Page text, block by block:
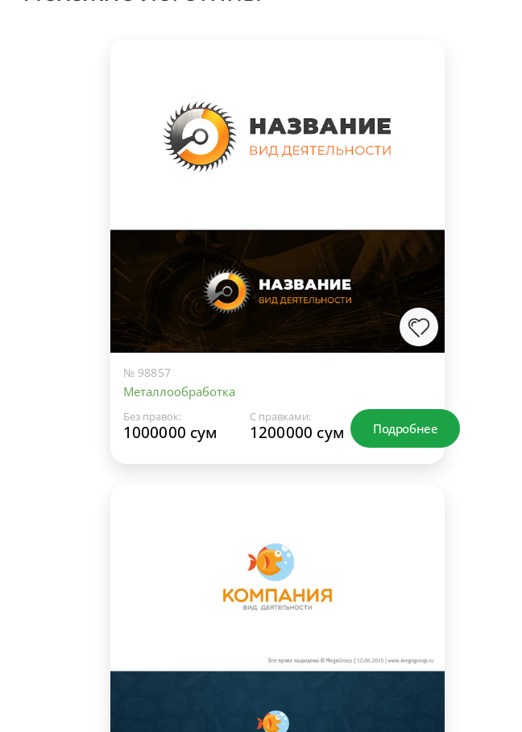
№ 98857
Металлообработка
Без правок:
1000000 сум
С правками:
1200000 сум Подробнее